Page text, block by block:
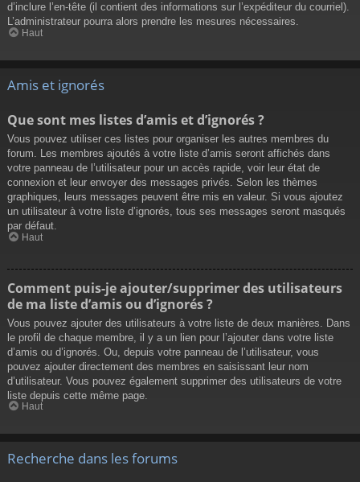
d’inclure l’en-tête (il contient des informations sur l’expéditeur du courriel).
L’administrateur pourra alors prendre les mesures nécessaires.
Haut
Amis et ignorés
Que sont mes listes d’amis et d’ignorés ?
Vous pouvez utiliser ces listes pour organiser les autres membres du
forum. Les membres ajoutés à votre liste d’amis seront affichés dans
votre panneau de l’utilisateur pour un accès rapide, voir leur état de
connexion et leur envoyer des messages privés. Selon les thèmes
graphiques, leurs messages peuvent être mis en valeur. Si vous ajoutez
un utilisateur à votre liste d’ignorés, tous ses messages seront masqués
par défaut.
Haut
Comment puis-je ajouter/supprimer des utilisateurs
de ma liste d’amis ou d’ignorés ?
Vous pouvez ajouter des utilisateurs à votre liste de deux manières. Dans
le profil de chaque membre, il y a un lien pour l’ajouter dans votre liste
d’amis ou d’ignorés. Ou, depuis votre panneau de l’utilisateur, vous
pouvez ajouter directement des membres en saisissant leur nom
d’utilisateur. Vous pouvez également supprimer des utilisateurs de votre
liste depuis cette même page.
Haut
Recherche dans les forums